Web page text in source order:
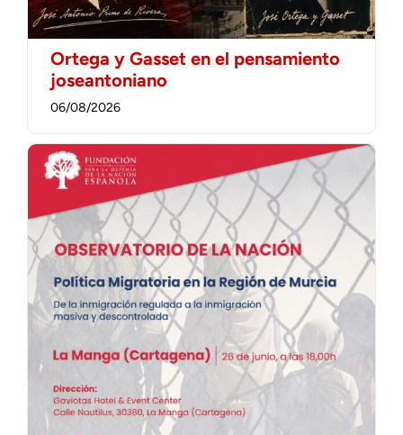
Ortega y Gasset en el pensamiento
joseantoniano
06/08/2026